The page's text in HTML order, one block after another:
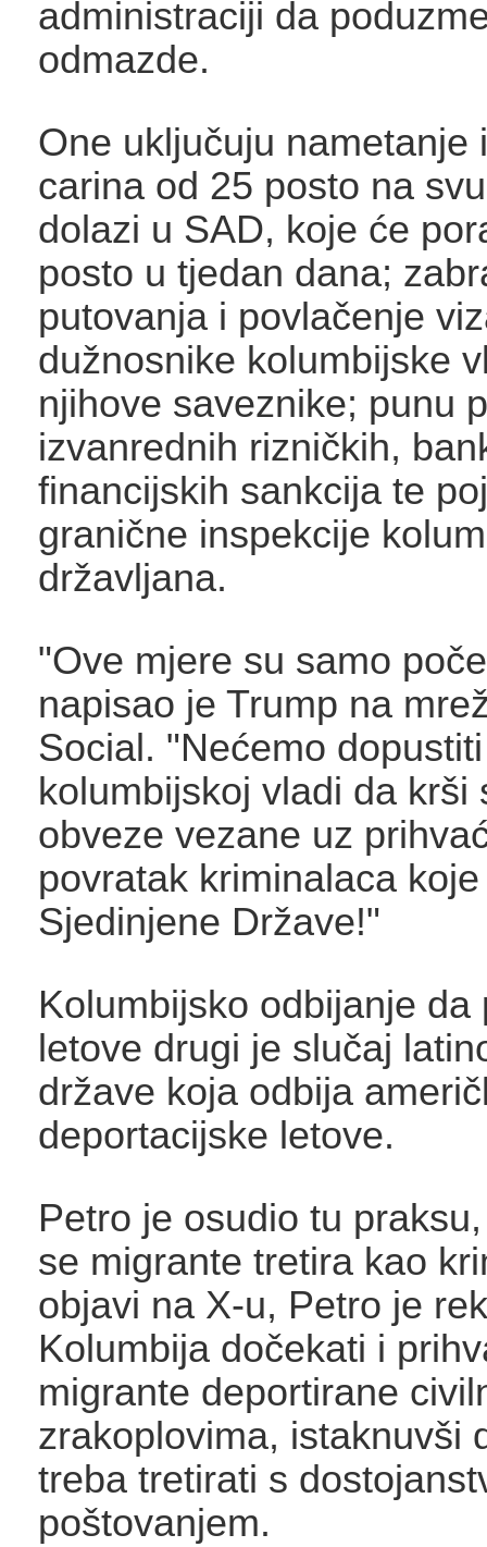
administraciji da
odmazde.
One uključuju nametanje
carina od 25 posto na
dolazi u SAD, koje će
posto u tjedan dana;
putovanja i povlačenje
dužnosnike kolumbijske
njihove saveznike; punu
izvanrednih rizničkih,
financijskih sankcija te
granične inspekcije
državljana.
"Ove mjere su samo
napisao je Trump na
Social. "Nećemo dopustiti
kolumbijskoj vladi da krši
obveze vezane uz
povratak kriminalaca
Sjedinjene Države!"
Kolumbijsko odbijanje da
letove drugi je slučaj
države koja odbija
deportacijske letove.
Petro je osudio tu
se migrante tretira kao
objavi na X-u, Petro je
Kolumbija dočekati i
migrante deportirane
zrakoplovima, istaknuvši
treba tretirati s
poštovanjem.